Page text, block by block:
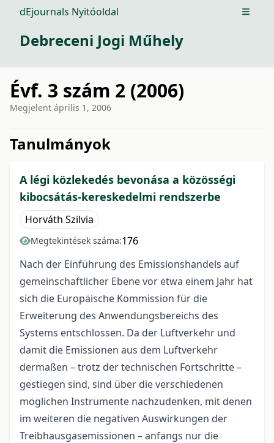
dEjournals Nyitóoldal Open
Debreceni Jogi Műhely
Évf. 3 szám 2 (2006)
Megjelent április 1, 2006
Tanulmányok
A légi közlekedés bevonása a közösségi
kibocsátás-kereskedelmi rendszerbe
Horváth Szilvia
Megtekintések száma:176
Nach der Einführung des Emissionshandels auf
gemeinschaftlicher Ebene vor etwa einem Jahr hat
sich die Europäische Kommission für die
Erweiterung des Anwendungsbereichs des
Systems entschlossen. Da der Luftverkehr und
damit die Emissionen aus dem Luftverkehr
dermaßen – trotz der technischen Fortschritte –
gestiegen sind, sind über die verschiedenen
möglichen Instrumente nachzudenken, mit denen
im weiteren die negativen Auswirkungen der
Treibhausgasemissionen – anfangs nur die